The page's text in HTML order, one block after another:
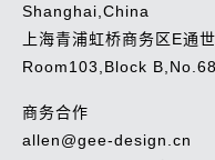
Shanghai,China
上海青浦虹桥商务区E通
Room103,Block
商务合作
allen@gee-design.cn